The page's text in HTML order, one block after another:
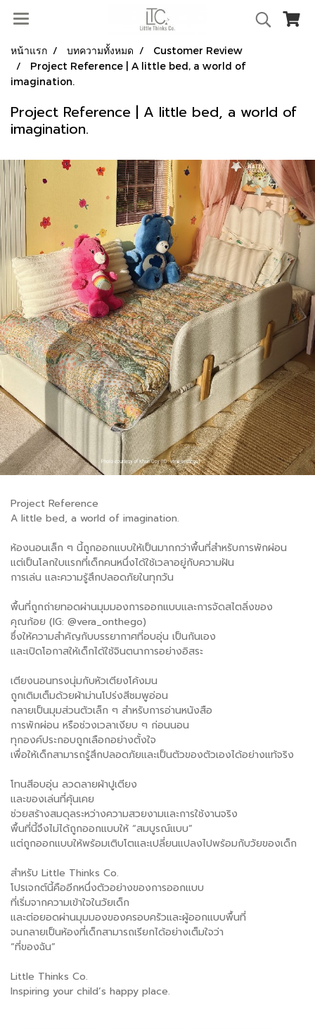
หน้าแรก บทความทั้งหมด
Customer Review
Project Reference | A little bed, a world of
imagination.
Project Reference | A little bed, a world of
imagination.
Project Reference
A little bed, a world of imagination.
ห้องนอนเล็ก ๆ นี้ถูกออกแบบให้เป็นมากกว่าพื้นที่สำหรับการพักผ่อน
แต่เป็นโลกใบแรกที่เด็กคนหนึ่งได้ใช้เวลาอยู่กับความฝัน
การเล่น และความรู้สึกปลอดภัยในทุกวัน
พื้นที่ถูกถ่ายทอดผ่านมุมมองการออกแบบและการจัดสไตลิ่งของ
คุณก้อย (IG: @vera_onthego)
ซึ่งให้ความสำคัญกับบรรยากาศที่อบอุ่น เป็นกันเอง
และเปิดโอกาสให้เด็กได้ใช้จินตนาการอย่างอิสระ
เตียงนอนทรงนุ่มกับหัวเตียงโค้งมน
ถูกเติมเต็มด้วยผ้าม่านโปร่งสีชมพูอ่อน
กลายเป็นมุมส่วนตัวเล็ก ๆ สำหรับการอ่านหนังสือ
การพักผ่อน หรือช่วงเวลาเงียบ ๆ ก่อนนอน
ทุกองค์ประกอบถูกเลือกอย่างตั้งใจ
เพื่อให้เด็กสามารถรู้สึกปลอดภัยและเป็นตัวของตัวเองได้อย่างแท้จริง
โทนสีอบอุ่น ลวดลายผ้าปูเตียง
และของเล่นที่คุ้นเคย
ช่วยสร้างสมดุลระหว่างความสวยงามและการใช้งานจริง
พื้นที่นี้จึงไม่ได้ถูกออกแบบให้ “สมบูรณ์แบบ”
แต่ถูกออกแบบให้พร้อมเติบโตและเปลี่ยนแปลงไปพร้อมกับวัยของเด็ก
สำหรับ Little Thinks Co.
โปรเจกต์นี้คืออีกหนึ่งตัวอย่างของการออกแบบ
ที่เริ่มจากความเข้าใจในวัยเด็ก
และต่อยอดผ่านมุมมองของครอบครัวและผู้ออกแบบพื้นที่
จนกลายเป็นห้องที่เด็กสามารถเรียกได้อย่างเต็มใจว่า
“ที่ของฉัน”
Little Thinks Co.
Inspiring your child’s happy place.